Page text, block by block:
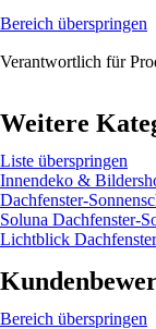
Bereich überspringen
Verantwortlich für
Weitere
Liste überspringen
Innendeko &
Dachfenster-
Soluna Dachfenster-
Lichtblick
Bereich überspringen